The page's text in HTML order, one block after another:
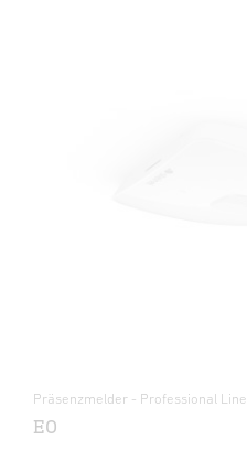
Präsenzmelder - Professional Line
EO